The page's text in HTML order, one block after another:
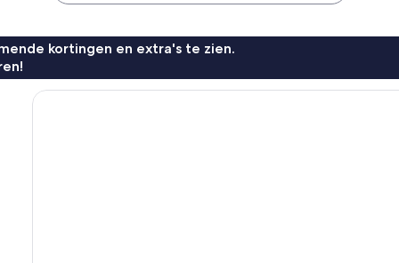
kortingen en extra's te zien.